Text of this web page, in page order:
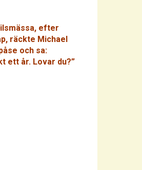
efter
räckte Michael
och sa:
ett år. Lovar du?”